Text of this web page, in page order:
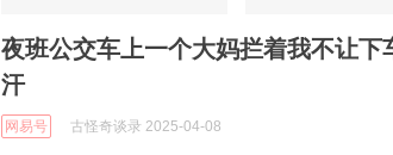
夜班公交车上一个大妈拦着我不让
汗
网易号 古怪奇谈录 2025-04-08